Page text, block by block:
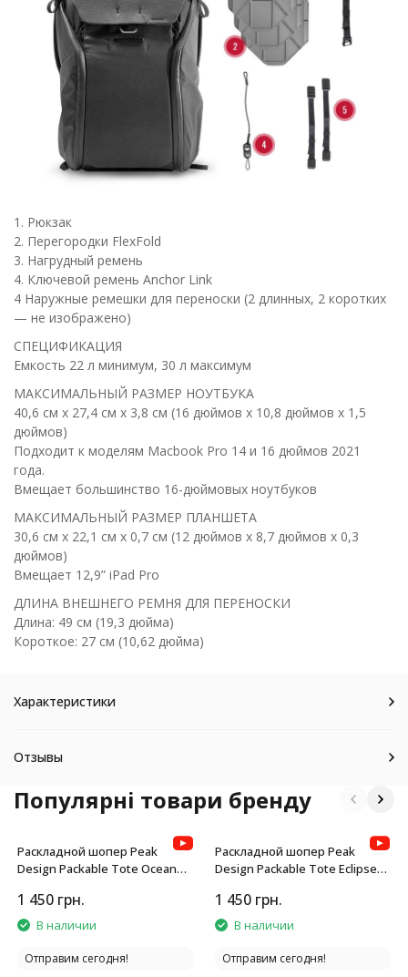
1. Рюкзак
2. Перегородки FlexFold
3. Нагрудный ремень
4. Ключевой ремень Anchor Link
4 Наружные ремешки для переноски (2 длинных, 2 коротких
— не изображено)
СПЕЦИФИКАЦИЯ
Емкость 22 л минимум, 30 л максимум
МАКСИМАЛЬНЫЙ РАЗМЕР НОУТБУКА
40,6 см x 27,4 см x 3,8 см (16 дюймов x 10,8 дюймов x 1,5
дюймов)
Подходит к моделям Macbook Pro 14 и 16 дюймов 2021
года.
Вмещает большинство 16-дюймовых ноутбуков
МАКСИМАЛЬНЫЙ РАЗМЕР ПЛАНШЕТА
30,6 см x 22,1 см x 0,7 см (12 дюймов x 8,7 дюймов x 0,3
дюймов)
Вмещает 12,9” iPad Pro
ДЛИНА ВНЕШНЕГО РЕМНЯ ДЛЯ ПЕРЕНОСКИ
Длина: 49 см (19,3 дюйма)
Короткое: 27 см (10,62 дюйма)
Характеристики
Отзывы
Популярні товари бренду
Раскладной шопер Peak
Design Packable Tote Ocean
1 450 грн.
В наличии
Отправим сегодня!
Раскладной шопер Peak
Design Packable Tote Eclipse
1 450 грн.
В наличии
Отправим сегодня!